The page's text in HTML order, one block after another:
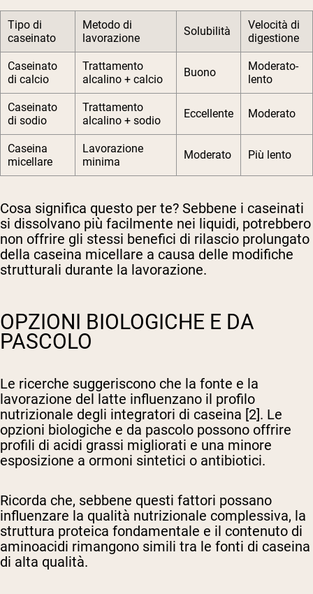
Tipo di
caseinato
Metodo di
lavorazione
Solubilità
Velocità di
digestione
Caseinato
di calcio
Trattamento
alcalino + calcio
Buono
Moderato-
lento
Caseinato
di sodio
Trattamento
alcalino + sodio
Eccellente Moderato
Caseina
micellare
Lavorazione
minima
Moderato Più lento
Cosa significa questo per te? Sebbene i caseinati
si dissolvano più facilmente nei liquidi, potrebbero
non offrire gli stessi benefici di rilascio prolungato
della caseina micellare a causa delle modifiche
strutturali durante la lavorazione.
OPZIONI BIOLOGICHE E DA
PASCOLO
Le ricerche suggeriscono che la fonte e la
lavorazione del latte influenzano il profilo
nutrizionale degli integratori di caseina [2]. Le
opzioni biologiche e da pascolo possono offrire
profili di acidi grassi migliorati e una minore
esposizione a ormoni sintetici o antibiotici.
Ricorda che, sebbene questi fattori possano
influenzare la qualità nutrizionale complessiva, la
struttura proteica fondamentale e il contenuto di
aminoacidi rimangono simili tra le fonti di caseina
di alta qualità.